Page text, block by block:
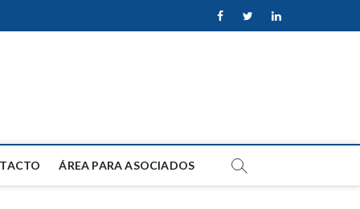
facebooktwitterlinkedin
ÁREA PARA ASOCIADOS